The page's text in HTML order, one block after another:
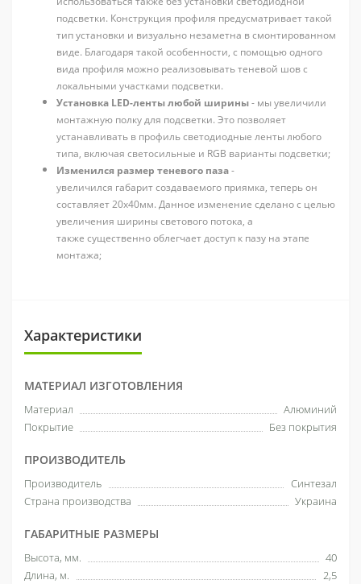
подсветки. Конструкция профиля предусматривает такой
тип установки и визуально незаметна в смонтированном
виде. Благодаря такой особенности, с помощью одного
вида профиля можно реализовывать теневой шов с
локальными участками подсветки.
Установка LED-ленты любой ширины- мы увеличили
монтажную полку для подсветки. Это позволяет
устанавливать в профиль светодиодные ленты любого
типа, включая светосильные и RGB варианты подсветки;
Изменился размер теневого паза-
увеличился габарит создаваемого приямка, теперь он
составляет 20х40мм. Данное изменение сделано с целью
увеличения ширины светового потока, а
также существенно облегчает доступ к пазу на этапе
монтажа;
Характеристики
МАТЕРИАЛ ИЗГОТОВЛЕНИЯ
Материал
Алюминий
Покрытие
Без покрытия
ПРОИЗВОДИТЕЛЬ
Производитель
Синтезал
Страна производства
Украина
ГАБАРИТНЫЕ РАЗМЕРЫ
Высота, мм.
40
Длина, м.
2,5